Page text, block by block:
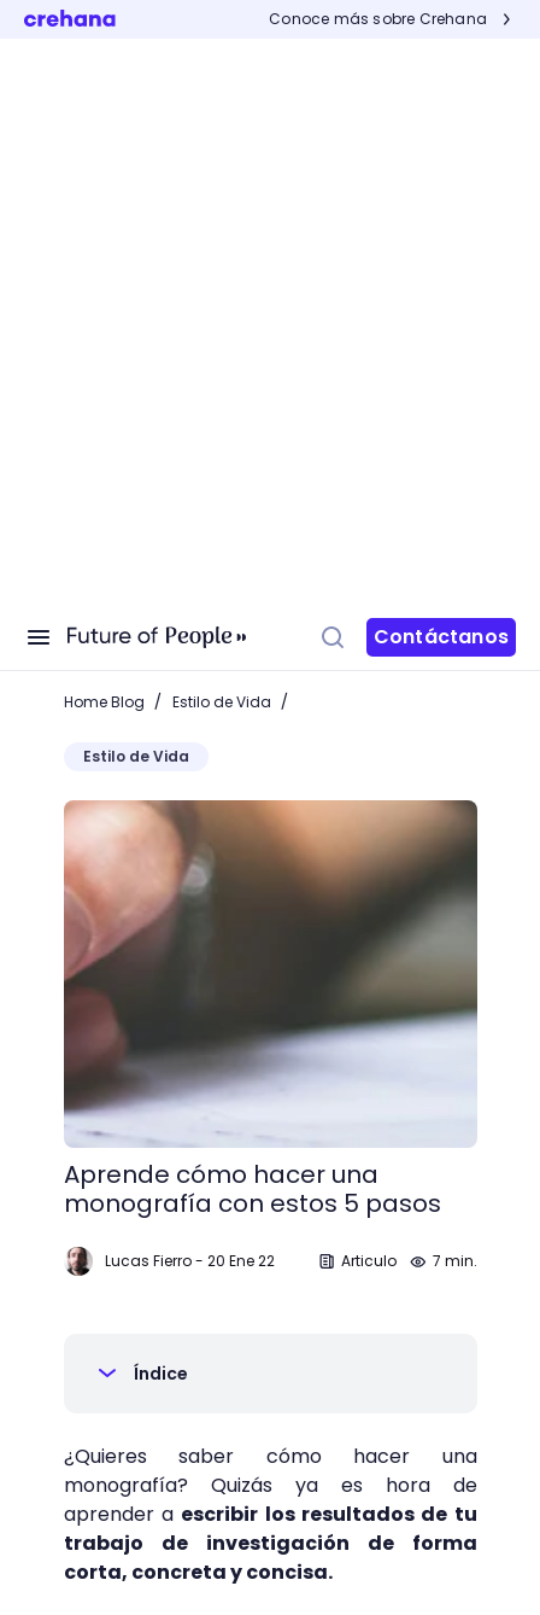
Conoce más sobre Crehana
Contáctanos
Home Blog / Estilo de Vida /
Estilo de Vida
Aprende cómo hacer una monografía con estos 5
Aprende cómo hacer una
monografía con estos 5 pasos
Lucas Fierro- 20 Ene 22 Articulo 7 min.
Índice
¿Quieres saber cómo hacer una
monografía? Quizás ya es hora de
aprender a escribir los resultados de tu
trabajo de investigación de forma
corta, concreta y concisa.